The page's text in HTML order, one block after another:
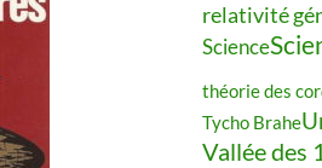
relativité
Science
théorie des
Tycho Brahe
Vallée des